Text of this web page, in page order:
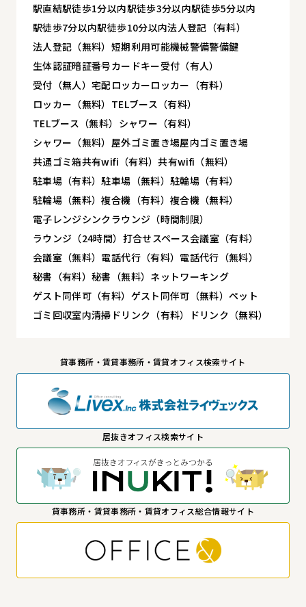
駅直結駅徒歩1分以内駅徒歩3分以内駅徒歩5分以内
駅徒歩7分以内駅徒歩10分以内法人登記（有料）
法人登記（無料） 短期利用可能機械警備警備鍵
生体認証暗証番号カードキー受付（有人）
受付（無人）宅配ロッカーロッカー（有料）
ロッカー（無料） TELブース（有料）
TELブース（無料） シャワー（有料）
シャワー（無料） 屋外ゴミ置き場屋内ゴミ置き場
共通ゴミ箱共有wifi（有料）共有wifi（無料）
駐車場（有料）駐車場（無料） 駐輪場（有料）
駐輪場（無料）複合機（有料） 複合機（無料）
電子レンジシンクラウンジ（時間制限）
ラウンジ（24時間） 打合せスペース会議室（有料）
会議室（無料） 電話代行（有料） 電話代行（無料）
秘書（有料）秘書（無料） ネットワーキング
ゲスト同伴可（有料） ゲスト同伴可（無料）ペット
ゴミ回収室内清掃 ドリンク（有料） ドリンク（無料）
貸事務所・賃貸事務所・賃貸オフィス検索サイト
居抜きオフィス検索サイト
貸事務所・賃貸事務所・賃貸オフィス総合情報サイト